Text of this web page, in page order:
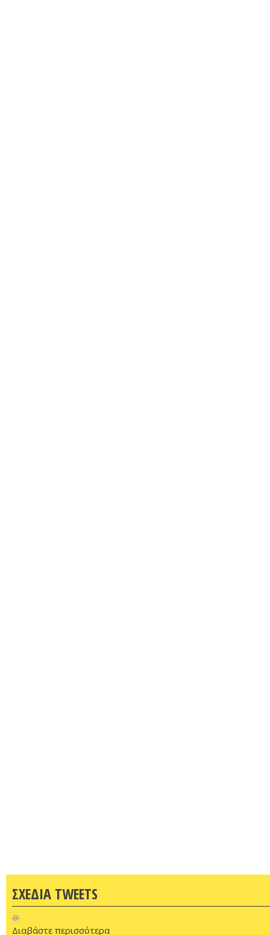
ΣΧΕΔΙΑ TWEETS
@
Διαβάστε περισσότερα